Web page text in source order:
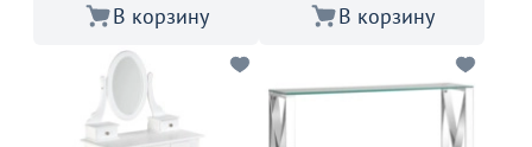
В корзину В корзину